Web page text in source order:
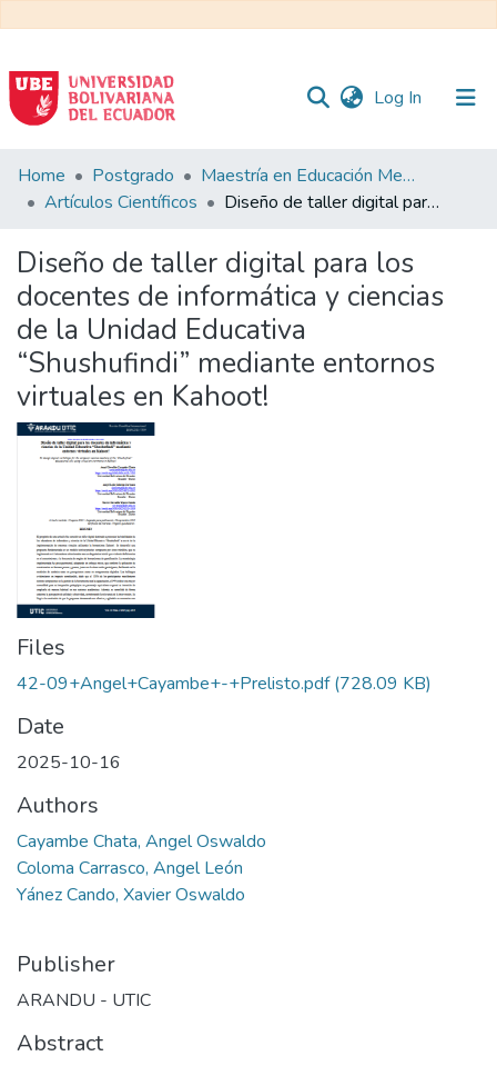
Log In (current)
Communities
&
All of DSpace
Statistics
Home Postgrado
Maestría en Educación Mención en Pedagogía en Entornos Digitales
Artículos Científicos
Diseño de taller digital para los docentes de informática y ciencias de la Unidad Educativa “Shushufindi” mediante entornos virtuales en Kahoot!
Diseño de taller digital para los
docentes de informática y ciencias
de la Unidad Educativa
“Shushufindi” mediante entornos
virtuales en Kahoot!
Files
42-09+Angel+Cayambe+-+Prelisto.pdf(728.09 KB)
Date
2025-10-16
Authors
Cayambe Chata, Angel Oswaldo
Coloma Carrasco, Angel León
Yánez Cando, Xavier Oswaldo
Publisher
ARANDU - UTIC
Abstract